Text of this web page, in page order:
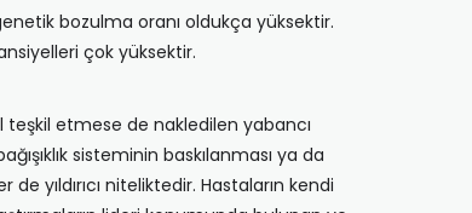
bozulma oranı oldukça yüksektir.
çok yüksektir.
etmese de nakledilen yabancı
sisteminin baskılanması ya da
yıldırıcı niteliktedir. Hastaların kendi